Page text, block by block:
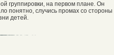
группировки, на первом плане. Он
понятно, случись промах со стороны
детей.